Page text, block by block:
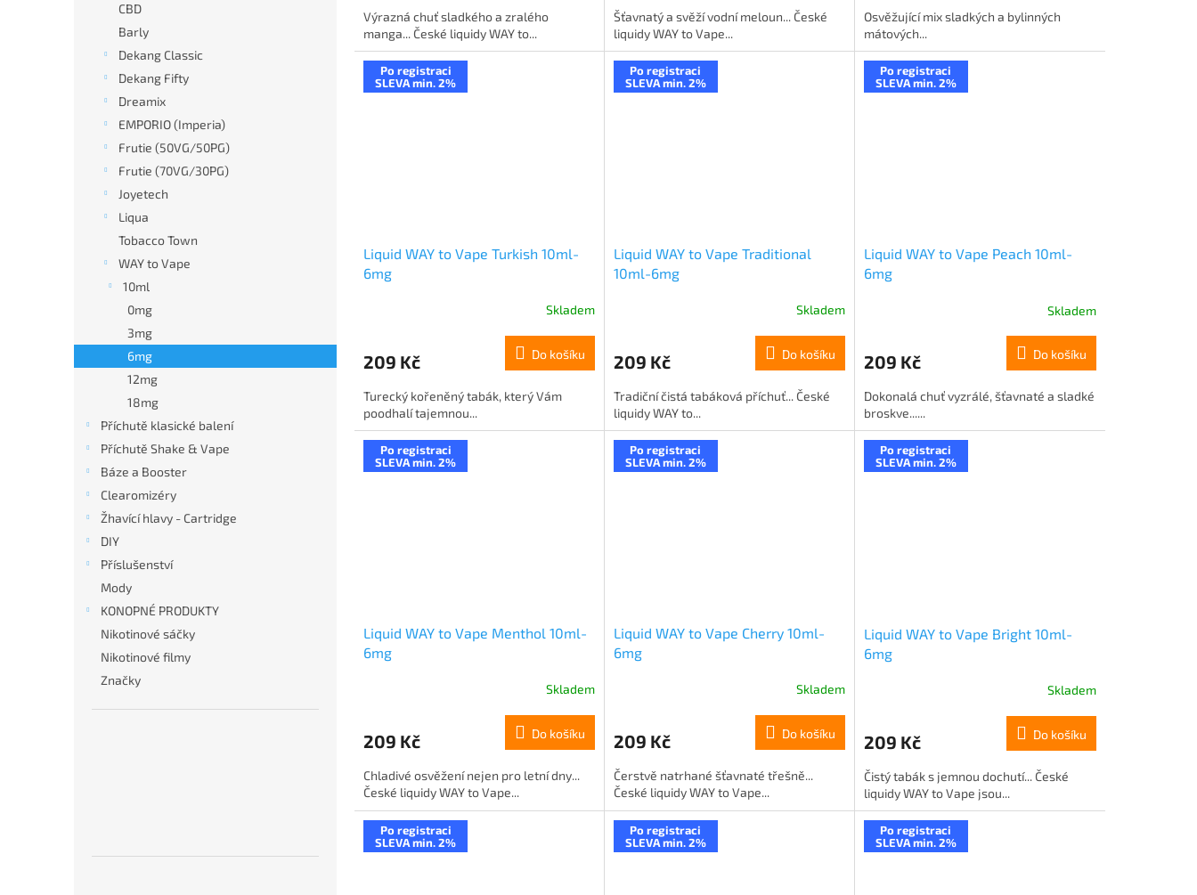
CBD
Barly
Dekang Classic
Dekang Fifty
Dreamix
EMPORIO (Imperia)
Frutie (50VG/50PG)
Frutie (70VG/30PG)
Joyetech
Liqua
Tobacco Town
WAY to Vape
10ml
0mg
3mg
6mg
12mg
18mg
Příchutě klasické balení
Příchutě Shake & Vape
Báze a Booster
Clearomizéry
Žhavící hlavy - Cartridge
DIY
Příslušenství
Mody
KONOPNÉ PRODUKTY
Nikotinové sáčky
Nikotinové filmy
Značky
Výrazná chuť sladkého a zralého
manga... České liquidy WAY to...
Šťavnatý a svěží vodní meloun... České
liquidy WAY to Vape...
Osvěžující mix sladkých a bylinných
mátových...
Po registraci
SLEVA min. 2%
Liquid WAY to Vape Turkish 10ml-
6mg
Skladem
209 Kč Do košíku
Turecký kořeněný tabák, který Vám
poodhalí tajemnou...
Po registraci
SLEVA min. 2%
Liquid WAY to Vape Traditional
10ml-6mg
Skladem
209 Kč Do košíku
Tradiční čistá tabáková příchuť... České
liquidy WAY to...
Po registraci
SLEVA min. 2%
Liquid WAY to Vape Peach 10ml-
6mg
Skladem
209 Kč Do košíku
Dokonalá chuť vyzrálé, šťavnaté a sladké
broskve......
Po registraci
SLEVA min. 2%
Liquid WAY to Vape Menthol 10ml-
6mg
Skladem
209 Kč Do košíku
Chladivé osvěžení nejen pro letní dny...
České liquidy WAY to Vape...
Po registraci
SLEVA min. 2%
Liquid WAY to Vape Cherry 10ml-
6mg
Skladem
209 Kč Do košíku
Čerstvě natrhané šťavnaté třešně...
České liquidy WAY to Vape...
Po registraci
SLEVA min. 2%
Liquid WAY to Vape Bright 10ml-
6mg
Skladem
209 Kč Do košíku
Čistý tabák s jemnou dochutí... České
liquidy WAY to Vape jsou...
Po registraci
SLEVA min. 2%
Po registraci
SLEVA min. 2%
Po registraci
SLEVA min. 2%